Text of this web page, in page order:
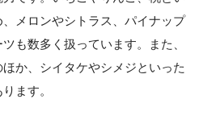
メロンやシトラス、パイナップ
も数多く扱っています。また、
か、シイタケやシメジといった
ます。